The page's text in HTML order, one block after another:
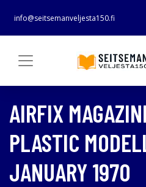
info@seitsemanveljesta150.fi
AIRFIX
PLASTIC
JANUARY 1970